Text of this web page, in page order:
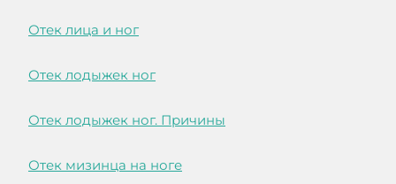
Отек лица и ног
Отек лодыжек ног
Отек лодыжек ног. Причины
Отек мизинца на ноге